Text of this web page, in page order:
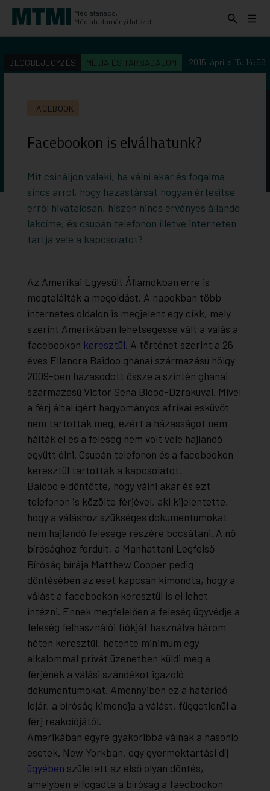
Médiatanács,
Médiatudományi Intézet
KERESÉS AZ INTÉZET ANYAGAI KÖZÖTT
indítása
Keresés
Menü
BLOGBEJEGYZÉS MÉDIA ÉS TÁRSADALOM 2015. április 15. 14:56
FACEBOOK
Facebookon is elválhatunk?
Mit csináljon valaki, ha válni akar és fogalma
sincs arról, hogy házastársát hogyan értesítse
erről hivatalosan, hiszen nincs érvényes állandó
lakcíme, és csupán telefonon illetve interneten
tartja vele a kapcsolatot?
Az Amerikai Egyesült Államokban erre is
megtalálták a megoldást. A napokban több
internetes oldalon is megjelent egy cikk, mely
szerint Amerikában lehetségessé vált a válás a
facebookon keresztül. A történet szerint a 26
éves Ellanora Baidoo ghánai származású hölgy
2009-ben házasodott össze a szintén ghánai
származású Victor Sena Blood-Dzrakuval. Mivel
a férj által ígért hagyományos afrikai esküvőt
nem tartották meg, ezért a házasságot nem
hálták el és a feleség nem volt vele hajlandó
együtt élni. Csupán telefonon és a facebookon
keresztül tartották a kapcsolatot.
Baidoo eldöntötte, hogy válni akar és ezt
telefonon is közölte férjével, aki kijelentette,
hogy a váláshoz szükséges dokumentumokat
nem hajlandó felesége részére bocsátani. A nő
bírósághoz fordult, a Manhattani Legfelső
Bíróság bírája Matthew Cooper pedig
döntésében az eset kapcsán kimondta, hogy a
válást a facebookon keresztül is el lehet
intézni. Ennek megfelelően a feleség ügyvédje a
feleség felhasználói fiókját használva három
héten keresztül, hetente minimum egy
alkalommal privát üzenetben küldi meg a
férjének a válási szándékot igazoló
dokumentumokat. Amennyiben ez a határidő
lejár, a bíróság kimondja a válást, függetlenül a
férj reakciójától.
Amerikában egyre gyakoribbá válnak a hasonló
esetek. New Yorkban, egy gyermektartási díj
ügyében született az első olyan döntés,
amelyben elfogadta a bíróság a faecbookon